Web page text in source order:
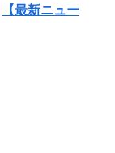
【最新ニュー